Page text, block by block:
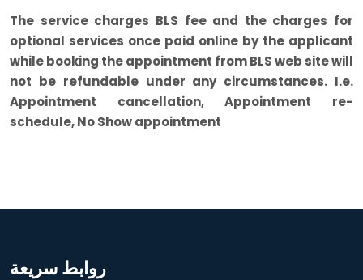
The service charges BLS fee and the charges for
optional services once paid online by the applicant
while booking the appointment from BLS web site will
not be refundable under any circumstances. I.e.
Appointment cancellation, Appointment re-
schedule, No Show appointment
روابط سريعة